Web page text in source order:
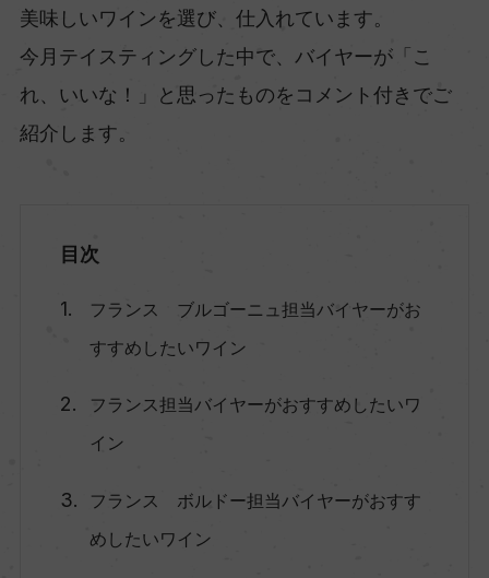
美味しいワインを選び、仕入れています。
今月テイスティングした中で、バイヤーが「こ
れ、いいな！」と思ったものをコメント付きでご
紹介します。
目次
フランス ブルゴーニュ担当バイヤーがお
すすめしたいワイン
フランス担当バイヤーがおすすめしたいワ
イン
フランス ボルドー担当バイヤーがおすす
めしたいワイン